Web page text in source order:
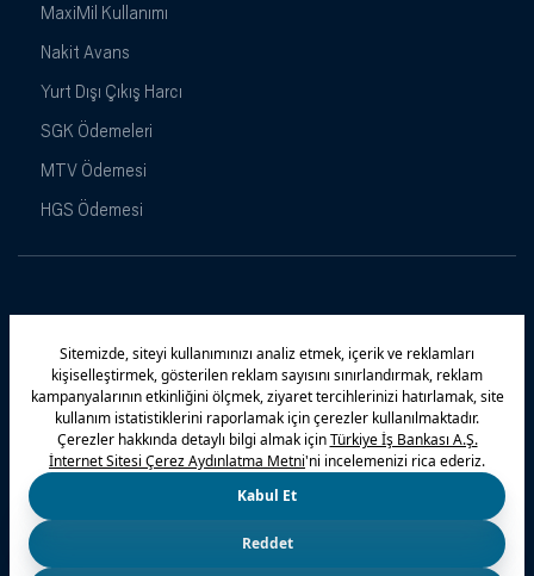
MaxiMil Kullanımı
Nakit Avans
Yurt Dışı Çıkış Harcı
SGK Ödemeleri
MTV Ödemesi
HGS Ödemesi
© 2026 Türkiye İş Bankası A.Ş.
Maximiles Kampanyalar Yasal Uyarı Güvenlik
Gizlilik Politikamız Bilgi Toplumu Hizmetleri
Çerez Politikası Kişisel Verilerin Korunması